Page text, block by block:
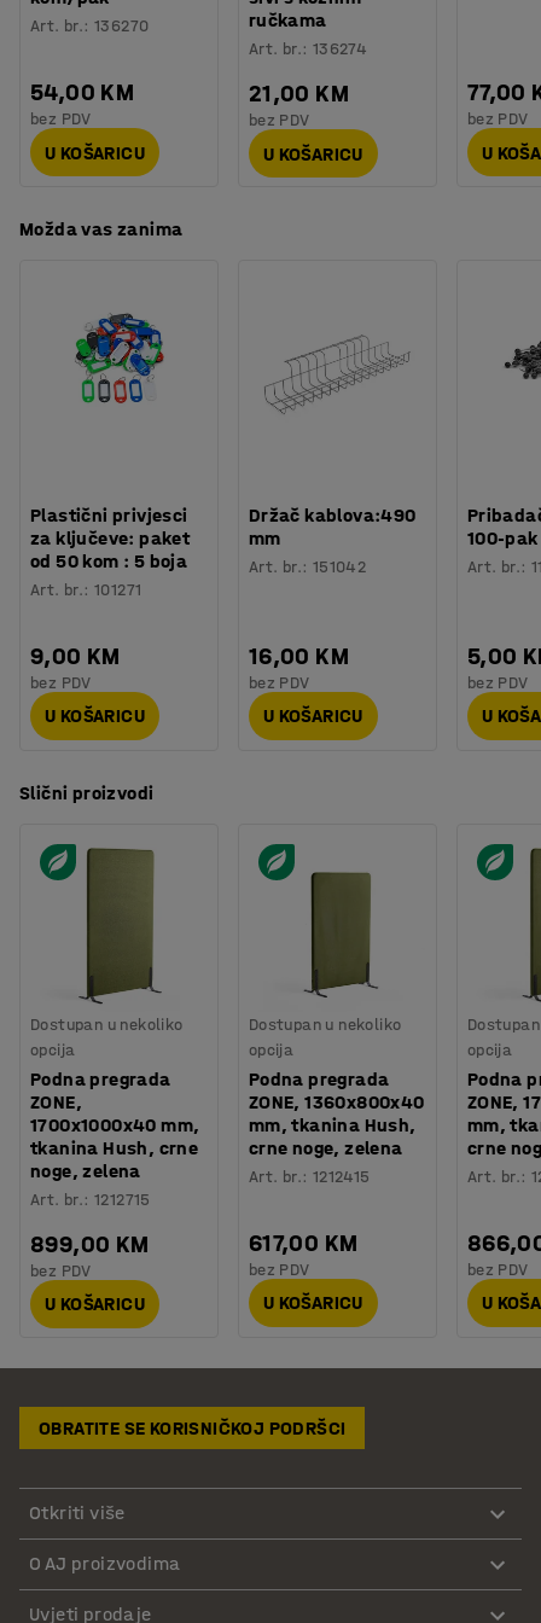
Testirano: ISO 354, EN 1023-2, EN 1023-3, EN 1023-1
Möbelfakta 120250124
Art. br.:136270
54,00 KM
bez PDV
U KOŠARICU
ručkama
Art. br.: 136274
21,00 KM
bez PDV
U KOŠARICU
77,00
bez PDV
U
Možda vas zanima
Plastični privjesci
za ključeve: paket
od 50 kom : 5 boja
Art. br.:101271
9,00 KM
bez PDV
U KOŠARICU
Držač kablova:490
mm
Art. br.: 151042
16,00 KM
bez PDV
U KOŠARICU
100-pak
Art. br.:
5,00
bez PDV
U
Slični proizvodi
Dostupan u nekoliko
opcija
Podna pregrada
ZONE,
1700x1000x40 mm,
tkanina Hush, crne
noge, zelena
Art. br.:1212715
899,00 KM
bez PDV
U KOŠARICU
Dostupan u nekoliko
opcija
Podna pregrada
ZONE, 1360x800x40
mm, tkanina Hush,
crne noge, zelena
Art. br.: 1212415
617,00 KM
bez PDV
U KOŠARICU
opcija
Podna
ZONE,
mm,
crne
Art. br.:
bez PDV
U
OBRATITE SE KORISNIČKOJ PODRŠCI
Otkriti više
O AJ proizvodima
Uvjeti prodaje